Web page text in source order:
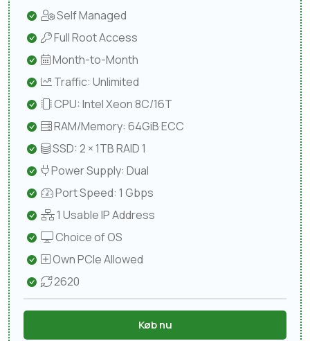
Self Managed
Full Root Access
Month-to-Month
Traffic: Unlimited
CPU: Intel Xeon 8C/16T
RAM/Memory: 64GiB ECC
SSD: 2 × 1TB RAID 1
Power Supply: Dual
Port Speed: 1 Gbps
1 Usable IP Address
Choice of OS
Own PCIe Allowed
2620
Køb nu